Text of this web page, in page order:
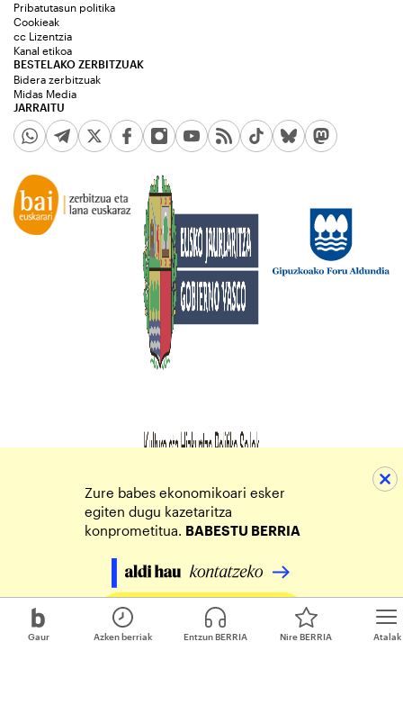
Gaur Atalak
Azken berriak Entzun BERRIA Nire BERRIA
JARRAITU
Pribatutasun politika
Cookieak
cc Lizentzia
Kanal etikoa
BESTELAKO ZERBITZUAK
Bidera zerbitzuak
Midas Media
Zure babes ekonomikoari esker
egiten dugu kazetaritza
konprometitua. BABESTU BERRIA
Egin zure ekarpena